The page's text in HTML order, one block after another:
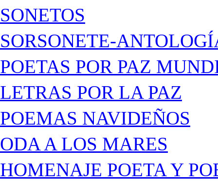
SONETOS
SORSONETE-
POETAS POR PAZ
LETRAS POR LA PAZ
POEMAS NAVIDEÑOS
ODA A LOS MARES
HOMENAJE POETA Y